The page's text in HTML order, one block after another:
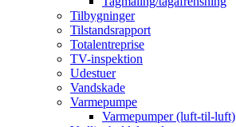
Tilbygninger
Tilstandsrapport
Totalentreprise
TV-inspektion
Udestuer
Vandskade
Varmepumpe
Varmepumper (luft-til-luft)